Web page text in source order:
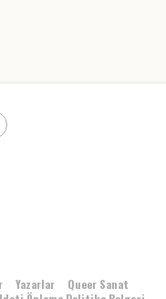
Yazarlar
Queer Sanat